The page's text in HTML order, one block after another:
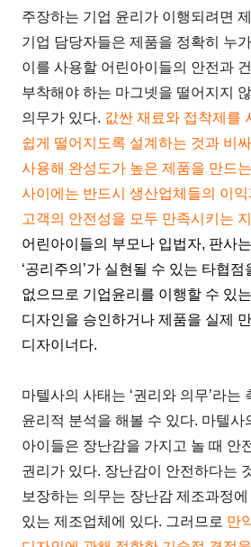
주장하는 기업 윤리가 이행되려면
기업 담당자들은 제품을 정확히 누
이를 사용할 어린아이들의 안전과
부착해야 하는 마그넷을 떨어지지
의무가 있다. 값싼 재료와 접착제를
쉽게 떨어지도록 설계하는 것과 비
사용해 완성도가 높은 제품을 만드
사이에는 반드시 생산업체들의 이
고객의 안전성을 모두 만족시키는
어린아이들의 부모나 입법자, 판사
‘공리주의’가 실현될 수 있는 타협점
없으므로 기업윤리를 이행할 수 있
디자인을 승인하거나 제품을 실제
디자이너다.
마텔사의 사태는 ‘권리와 의무’라는
윤리적 분석을 해볼 수 있다. 마텔사
아이들은 장난감을 가지고 놀 때 안
권리가 있다. 장난감이 안전하다는
보장하는 의무는 장난감 제조과정
있는 제조업체에 있다. 그러므로 만